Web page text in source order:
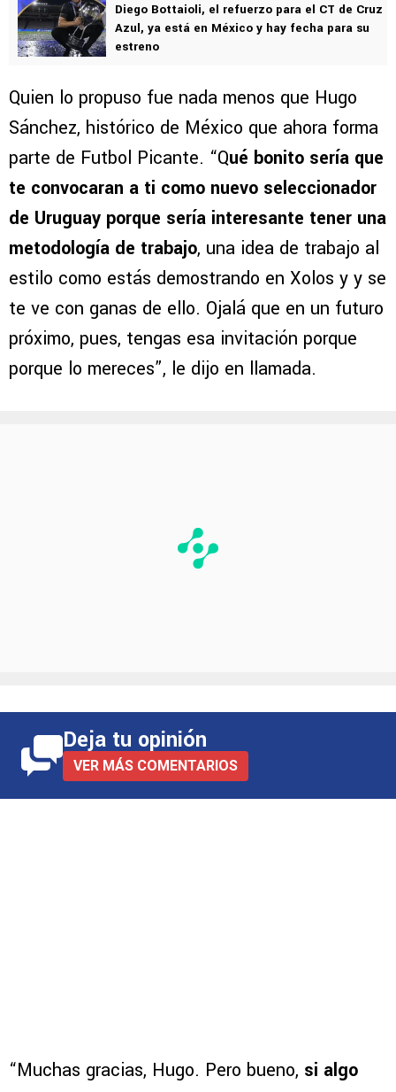
Diego Bottaioli, el refuerzo para el CT de Cruz
Azul, ya está en México y hay fecha para su
estreno
Quien lo propuso fue nada menos que Hugo
Sánchez, histórico de México que ahora forma
parte de Futbol Picante. “Qué bonito sería que
te convocaran a ti como nuevo seleccionador
de Uruguay porque sería interesante tener una
metodología de trabajo, una idea de trabajo al
estilo como estás demostrando en Xolos y y se
te ve con ganas de ello. Ojalá que en un futuro
próximo, pues, tengas esa invitación porque
porque lo mereces”, le dijo en llamada.
Deja tu opinión
VER MÁS COMENTARIOS
“Muchas gracias, Hugo. Pero bueno, si algo